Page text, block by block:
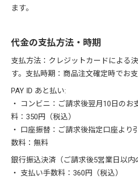
ます。
代金の支払方法・時期
支払方法：クレジットカードによる
す。支払時期：商品注文確定時でお
PAY ID あと払い:
・ コンビニ：ご請求後翌月10日のお
料：350円（税込）
・ 口座振替：ご請求後指定口座より
数料：無料
銀行振込決済（ご請求後5営業日以内
・ 支払い手数料：360円（税込）